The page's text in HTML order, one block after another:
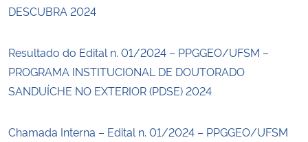
DESCUBRA 2024
Resultado do Edital n. 01/2024 – PPGGEO/UFSM –
PROGRAMA INSTITUCIONAL DE DOUTORADO
SANDUÍCHE NO EXTERIOR (PDSE) 2024
Chamada Interna – Edital n. 01/2024 – PPGGEO/UFSM